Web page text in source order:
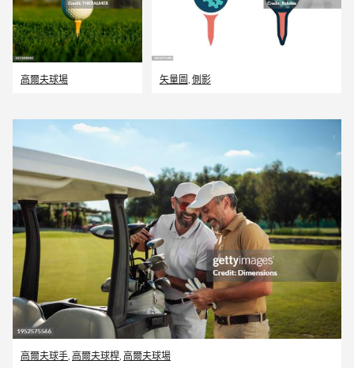
高爾夫球場 矢量圖, 側影
高爾夫球手 高爾夫球桿 高爾夫球場